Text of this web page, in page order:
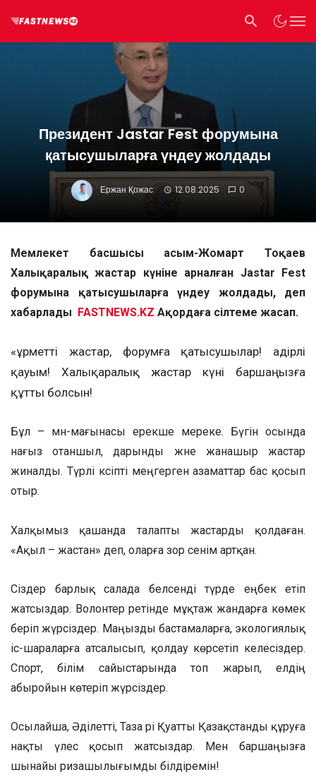
Президент Jastar Fest форумына
қатысушыларға үндеу жолдады
Ержан Қожас 12.08.2025 0
Мемлекет басшысы Қасым-Жомарт Тоқаев
Халықаралық жастар күніне арналған Jastar Fest
форумына қатысушыларға үндеу жолдады, деп
хабарлады FASTNEWS.KZ Ақордаға сілтеме жасап.
«Құрметті жастар, форумға қатысушылар! Қадірлі
қауым! Халықаралық жастар күні баршаңызға
құтты болсын!
Бұл – мән-мағынасы ерекше мереке. Бүгін осында
нағыз отаншыл, дарынды және жанашыр жастар
жиналды. Түрлі кәсіпті меңгерген азаматтар бас қосып
отыр.
Халқымыз қашанда талапты жастарды қолдаған.
«Ақыл – жастан» деп, оларға зор сенім артқан.
Сіздер барлық салада белсенді түрде еңбек етіп
жатсыздар. Волонтер ретінде мұқтаж жандарға көмек
беріп жүрсіздер. Маңызды бастамаларға, экологиялық
іс-шараларға атсалысып, қолдау көрсетіп келесіздер.
Спорт, білім сайыстарында топ жарып, елдің
абыройын көтеріп жүрсіздер.
Осылайша, Әділетті, Таза әрі Қуатты Қазақстанды құруға
нақты үлес қосып жатсыздар. Мен баршаңызға
шынайы ризашылығымды білдіремін!